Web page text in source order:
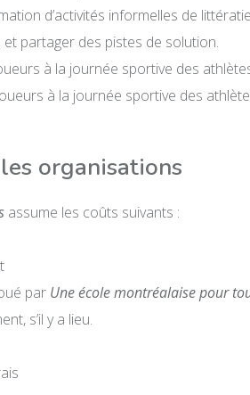
d’activités informelles de
partager des pistes de solution.
à la journée sportive des
à la journée sportive des
organisations
assume les coûts suivants :
par Une école montréalaise pour
s’il y a lieu.